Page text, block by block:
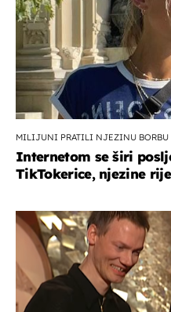
MILIJUNI PRATILI NJEZINU BORBU
Internetom se širi
TikTokerice, njezine